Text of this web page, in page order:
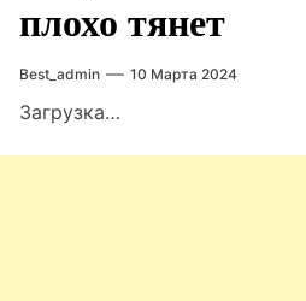
плохо тянет
Best_admin 10 Марта 2024
Загрузка…